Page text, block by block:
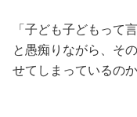
「子ども子どもって
と愚痴りながら、そ
せてしまっているの